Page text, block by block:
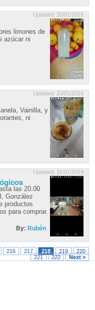
Updated: 20/01/2019
limones de
azúcar ni
Updated: 20/01/2019
Vainilla, y
ni
Updated: 31/01/2019
las 20.00
González
productos
para comprar.
By: Rubén
216 217 218 219
220
221
222 Next >